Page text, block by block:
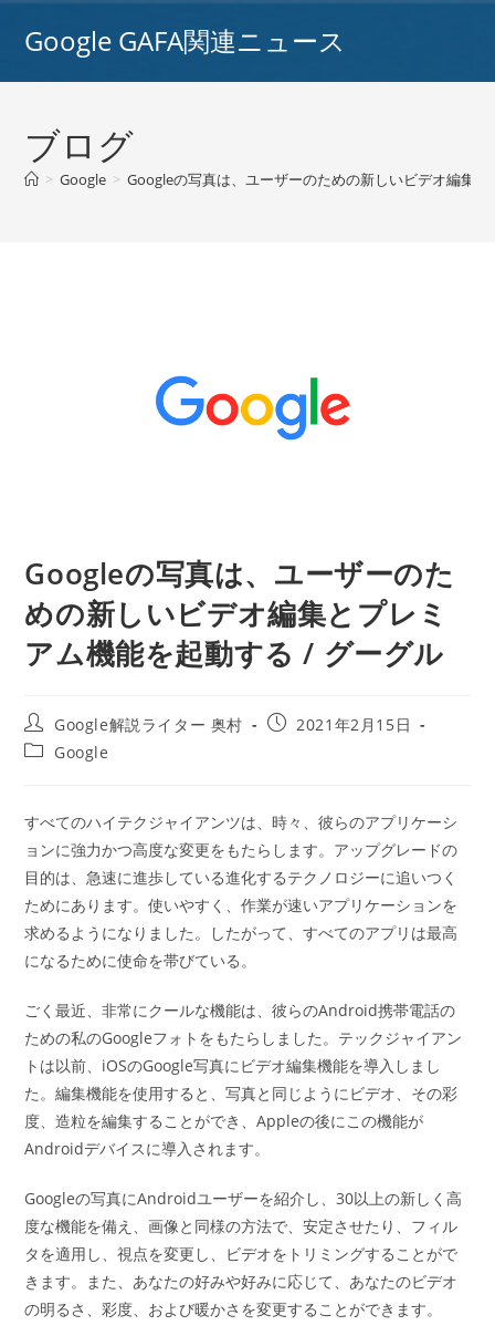
Google GAFA関連ニュース
ブログ
> Google > Googleの写真は、ユーザーのための新しいビデオ編集
Googleの写真は、ユーザーのた
めの新しいビデオ編集とプレミ
アム機能を起動する / グーグル
投
稿
者:
Google解説ライター 奥村
投
2021年2月15日
投
テ
ゴ
リ
ー:
Google
すべてのハイテクジャイアンツは、時々、彼らのアプリケーシ
ョンに強力かつ高度な変更をもたらします。アップグレードの
目的は、急速に進歩している進化するテクノロジーに追いつく
ためにあります。使いやすく、作業が速いアプリケーションを
求めるようになりました。したがって、すべてのアプリは最高
になるために使命を帯びている。
ごく最近、非常にクールな機能は、彼らのAndroid携帯電話の
ための私のGoogleフォトをもたらしました。テックジャイアン
トは以前、iOSのGoogle写真にビデオ編集機能を導入しまし
た。編集機能を使用すると、写真と同じようにビデオ、その彩
度、造粒を編集することができ、Appleの後にこの機能が
Androidデバイスに導入されます。
Googleの写真にAndroidユーザーを紹介し、30以上の新しく高
度な機能を備え、画像と同様の方法で、安定させたり、フィル
タを適用し、視点を変更し、ビデオをトリミングすることがで
きます。また、あなたの好みや好みに応じて、あなたのビデオ
の明るさ、彩度、および暖かさを変更することができます。